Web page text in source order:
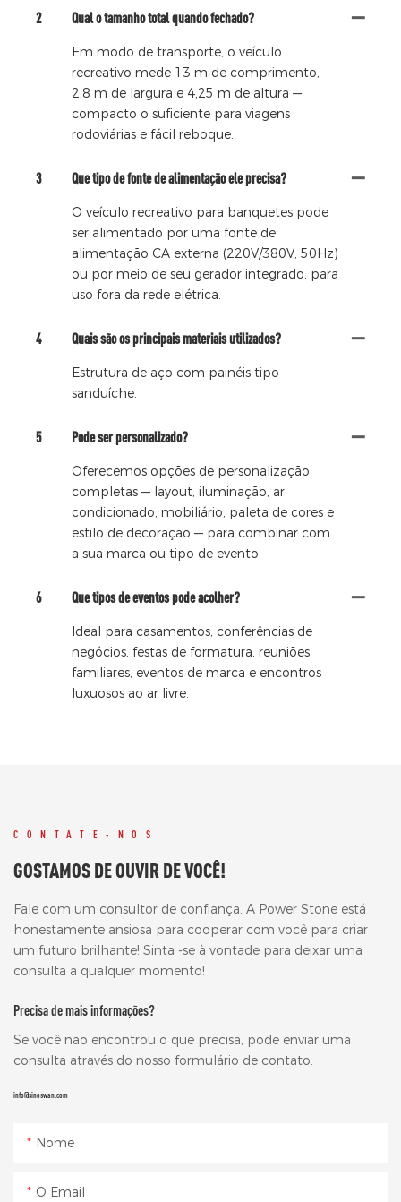
2 Qual o tamanho total quando fechado?
Em modo de transporte, o veículo
recreativo mede 13 m de comprimento,
2,8 m de largura e 4,25 m de altura —
compacto o suficiente para viagens
rodoviárias e fácil reboque.
3 Que tipo de fonte de alimentação ele precisa?
O veículo recreativo para banquetes pode
ser alimentado por uma fonte de
alimentação CA externa (220V/380V, 50Hz)
ou por meio de seu gerador integrado, para
uso fora da rede elétrica.
4 Quais são os principais materiais utilizados?
Estrutura de aço com painéis tipo
sanduíche.
5 Pode ser personalizado?
Oferecemos opções de personalização
completas — layout, iluminação, ar
condicionado, mobiliário, paleta de cores e
estilo de decoração — para combinar com
a sua marca ou tipo de evento.
6 Que tipos de eventos pode acolher?
Ideal para casamentos, conferências de
negócios, festas de formatura, reuniões
familiares, eventos de marca e encontros
luxuosos ao ar livre.
CONTATE-NOS
GOSTAMOS DE OUVIR DE VOCÊ!
Fale com um consultor de confiança. A Power Stone está
honestamente ansiosa para cooperar com você para criar
um futuro brilhante! Sinta -se à vontade para deixar uma
consulta a qualquer momento!
Precisa de mais informações?
Se você não encontrou o que precisa, pode enviar uma
consulta através do nosso formulário de contato.
info@sinoswan.com
Nome
O Email